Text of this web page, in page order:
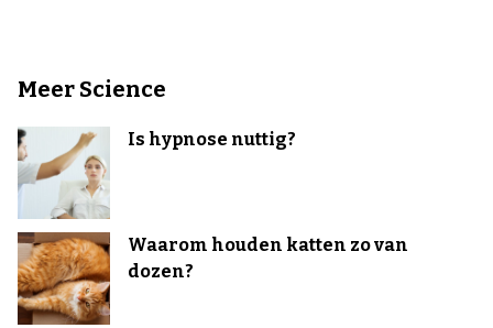
Meer Science
Is hypnose nuttig?
Waarom houden katten zo van
dozen?